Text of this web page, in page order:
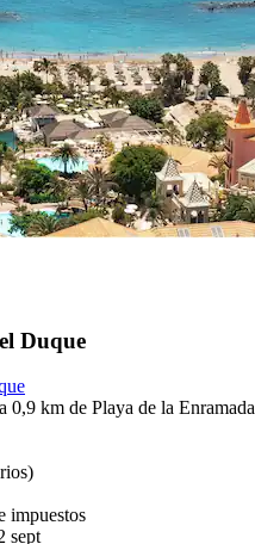
Duque
0,9 km de Playa de la Enramada
impuestos
sept